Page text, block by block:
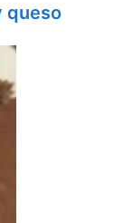
queso